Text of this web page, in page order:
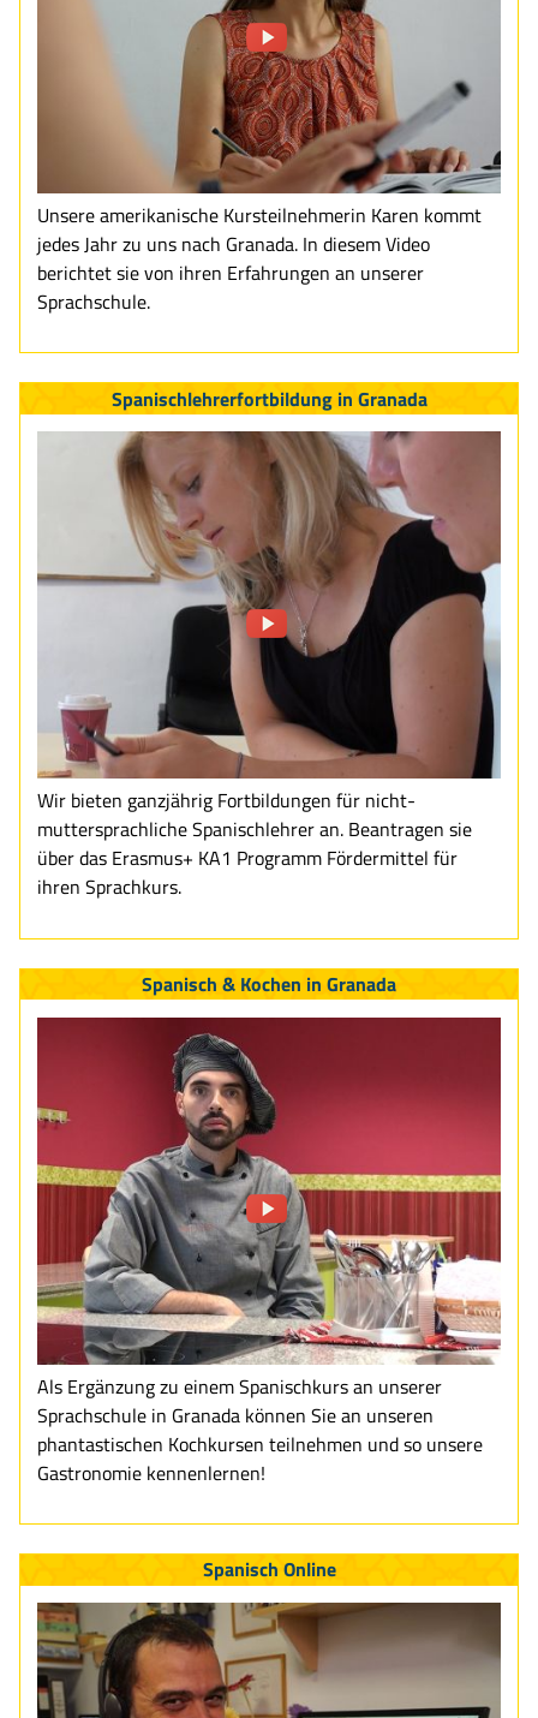
Unsere amerikanische Kursteilnehmerin Karen kommt
jedes Jahr zu uns nach Granada. In diesem Video
berichtet sie von ihren Erfahrungen an unserer
Sprachschule.
Spanischlehrerfortbildung in Granada
Wir bieten ganzjährig Fortbildungen für nicht-
muttersprachliche Spanischlehrer an. Beantragen sie
über das Erasmus+ KA1 Programm Fördermittel für
ihren Sprachkurs.
Spanisch & Kochen in Granada
Als Ergänzung zu einem Spanischkurs an unserer
Sprachschule in Granada können Sie an unseren
phantastischen Kochkursen teilnehmen und so unsere
Gastronomie kennenlernen!
Spanisch Online